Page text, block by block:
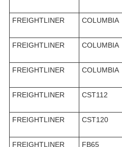
FREIGHTLINER
COLUMBIA
FREIGHTLINER
COLUMBIA
FREIGHTLINER
COLUMBIA
FREIGHTLINER
CST112
FREIGHTLINER
CST120
FREIGHTLINER
FB65